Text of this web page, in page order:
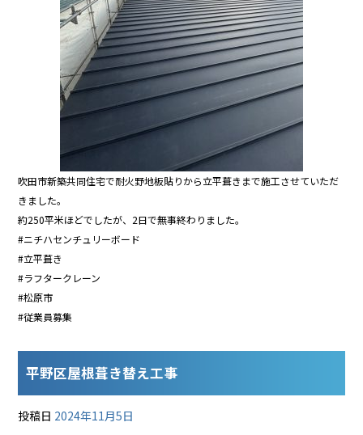
吹田市新築共同住宅で耐火野地板貼りから立平葺きまで施工させていただ
きました。
約250平米ほどでしたが、2日で無事終わりました。
#ニチハセンチュリーボード
#立平葺き
#ラフタークレーン
#松原市
#従業員募集
平野区屋根葺き替え工事
投稿日 2024年11月5日